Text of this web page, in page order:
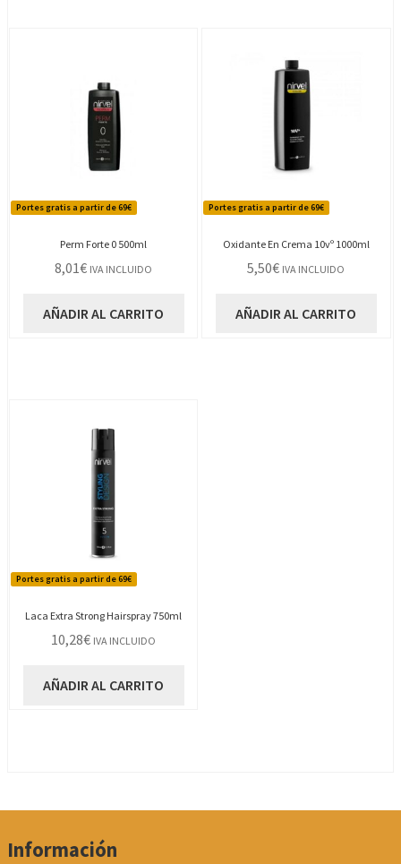
Portes gratis a partir de 69€
Perm Forte 0 500ml
8,01€ IVA INCLUIDO
AÑADIR AL CARRITO
Portes gratis a partir de 69€
Oxidante En Crema 10vº 1000ml
5,50€ IVA INCLUIDO
AÑADIR AL CARRITO
Portes gratis a partir de 69€
Laca Extra Strong Hairspray 750ml
10,28€ IVA INCLUIDO
AÑADIR AL CARRITO
Información